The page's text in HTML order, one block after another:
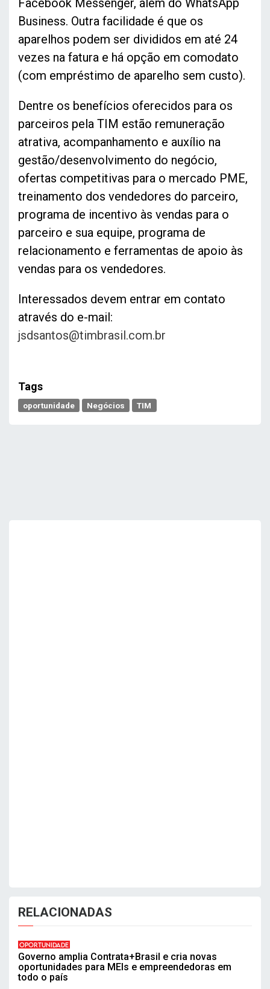
Facebook Messenger, além do WhatsApp
Business. Outra facilidade é que os
aparelhos podem ser divididos em até 24
vezes na fatura e há opção em comodato
(com empréstimo de aparelho sem custo).
Dentre os benefícios oferecidos para os
parceiros pela TIM estão remuneração
atrativa, acompanhamento e auxílio na
gestão/desenvolvimento do negócio,
ofertas competitivas para o mercado PME,
treinamento dos vendedores do parceiro,
programa de incentivo às vendas para o
parceiro e sua equipe, programa de
relacionamento e ferramentas de apoio às
vendas para os vendedores.
Interessados devem entrar em contato
através do e-mail:
jsdsantos@timbrasil.com.br
Tags
oportunidade Negócios TIM
RELACIONADAS
OPORTUNIDADE
Governo amplia Contrata+Brasil e cria novas
oportunidades para MEIs e empreendedoras em
todo o país